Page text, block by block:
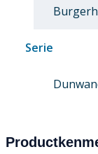
Serie